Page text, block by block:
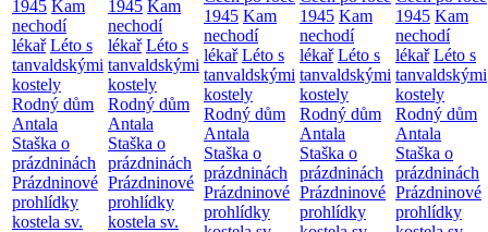
1945 Kam
nechodí
lékař Léto s
tanvaldskými
kostely
Rodný dům
Antala
Staška o
prázdninách
Prázdninové
prohlídky
kostela sv.
1945 Kam
nechodí
lékař Léto s
tanvaldskými
kostely
Rodný dům
Antala
Staška o
prázdninách
Prázdninové
prohlídky
kostela sv.
1945 Kam
nechodí
lékař Léto s
tanvaldskými
kostely
Rodný dům
Antala
Staška o
prázdninách
Prázdninové
prohlídky
1945 Kam
nechodí
lékař Léto s
tanvaldskými
kostely
Rodný dům
Antala
Staška o
prázdninách
Prázdninové
prohlídky
1945 Kam
nechodí
lékař Léto s
tanvaldskými
kostely
Rodný dům
Antala
Staška o
prázdninách
Prázdninové
prohlídky